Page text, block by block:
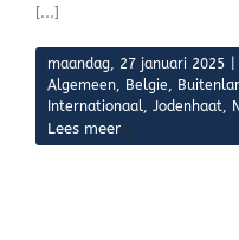
[...]
maandag, 27 januari 2025
Algemeen, Belgie,
Internationaal, Jodenhaat,
Lees meer